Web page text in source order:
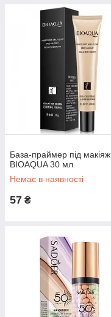
База-праймер під макіяж
BIOAQUA 30 мл
Немає в наявності
57 ₴